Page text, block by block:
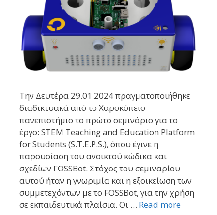
Την Δευτέρα 29.01.2024 πραγματοποιήθηκε
διαδικτυακά από το Χαροκόπειο
πανεπιστήμιο το πρώτο σεμινάριο για το
έργο: STEM Teaching and Education Platform
for Students (S.T.E.P.S.), όπου έγινε η
παρουσίαση του ανοικτού κώδικα και
σχεδίων FOSSBot. Στόχος του σεμιναρίου
αυτού ήταν η γνωριμία και η εξοικείωση των
συμμετεχόντων με το FOSSBot, για την χρήση
σε εκπαιδευτικά πλαίσια. Οι … Read more